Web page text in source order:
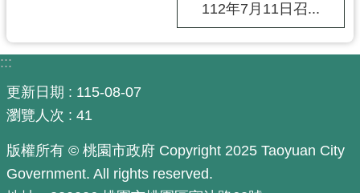
府
訊
公
開
機
關
112年7月11日召...
:::
更新日期
115-08-07
瀏覽人次
41
版權所有 © 桃園市政府 Copyright 2025 Taoyuan City
Government. All rights reserved.